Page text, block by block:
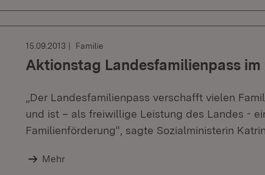
15.09.2013 Familie
Aktionstag Landesfamilienpass im
„Der Landesfamilienpass verschafft vielen
und ist – als freiwillige Leistung des Landes -
Familienförderung“, sagte Sozialministerin
Mehr